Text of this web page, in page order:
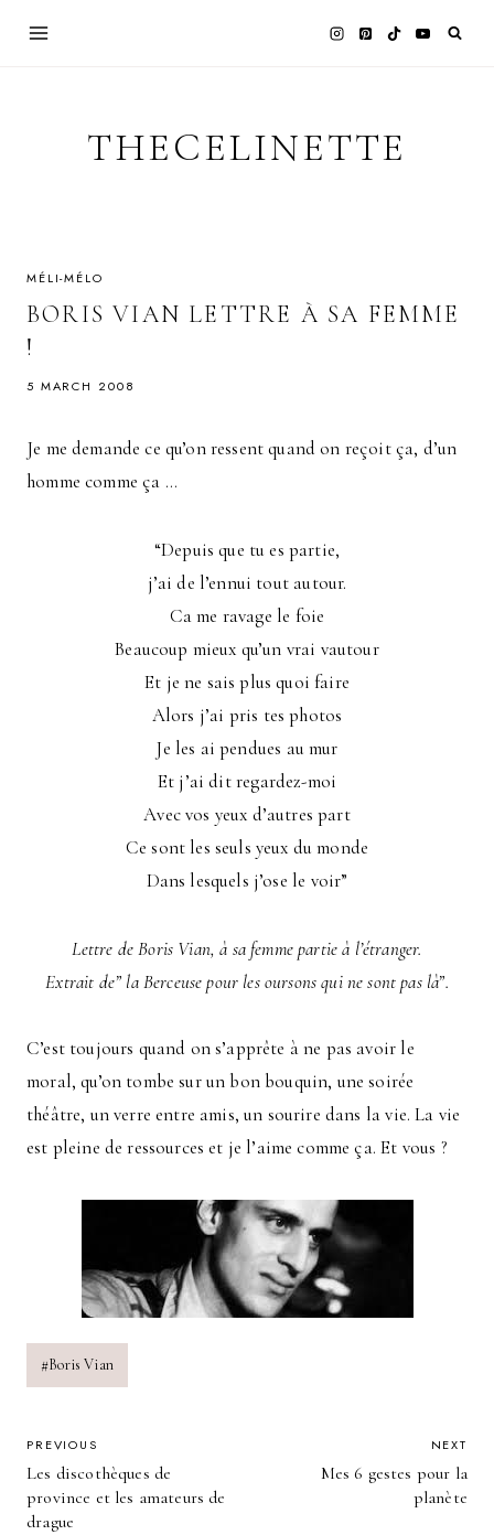
THECELINETTE
MÉLI-MÉLO
BORIS VIAN LETTRE À SA FEMME
!
5 MARCH 2008
Je me demande ce qu’on ressent quand on reçoit ça, d’un
homme comme ça …
“Depuis que tu es partie,
j’ai de l’ennui tout autour.
Ca me ravage le foie
Beaucoup mieux qu’un vrai vautour
Et je ne sais plus quoi faire
Alors j’ai pris tes photos
Je les ai pendues au mur
Et j’ai dit regardez-moi
Avec vos yeux d’autres part
Ce sont les seuls yeux du monde
Dans lesquels j’ose le voir”
Lettre de Boris Vian, à sa femme partie à l’étranger.
Extrait de” la Berceuse pour les oursons qui ne sont pas là”.
C’est toujours quand on s’apprête à ne pas avoir le
moral, qu’on tombe sur un bon bouquin, une soirée
théâtre, un verre entre amis, un sourire dans la vie. La vie
est pleine de ressources et je l’aime comme ça. Et vous ?
Post
Tags:
#Boris Vian
POST
NAVIGATION
PREVIOUS
Les discothèques de
province et les amateurs de
drague
NEXT
Mes 6 gestes pour la
planète